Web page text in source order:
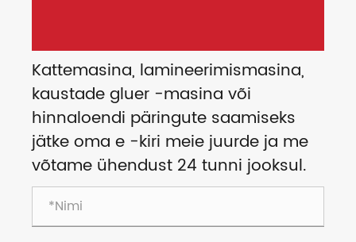
Kattemasina, lamineerimismasina,
kaustade gluer -masina või
hinnaloendi päringute saamiseks
jätke oma e -kiri meie juurde ja me
võtame ühendust 24 tunni jooksul.